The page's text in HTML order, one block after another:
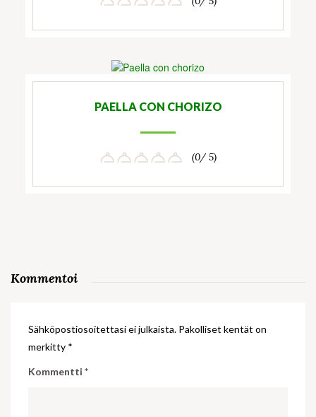
PAELLA CON CHORIZO
(0/ 5)
Kommentoi
Sähköpostiosoitettasi ei julkaista. Pakolliset kentät on
merkitty *
Kommentti *